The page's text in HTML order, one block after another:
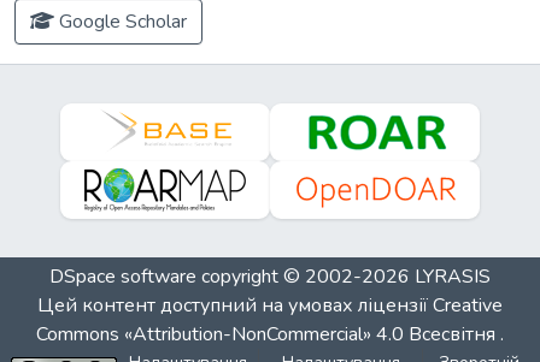
Google Scholar
DSpace software copyright © 2002-2026 LYRASIS
Цей контент доступний на умовах ліцензіїCreative
Commons «Attribution-NonCommercial» 4.0 Всесвітня .